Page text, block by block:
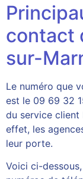
contact
sur-
Le numéro que
est le 09 69 32
du service client
effet, les
leur porte.
Voici ci-